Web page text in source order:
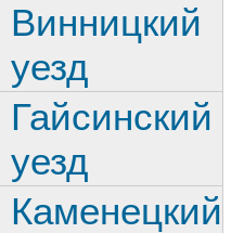
Винницкий
уезд
Гайсинский
уезд
Каменецкий